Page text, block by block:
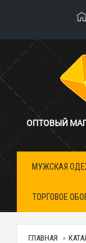
ОПТОВЫЙ
МУЖСКАЯ
ТОРГОВОЕ
ГЛАВНАЯ